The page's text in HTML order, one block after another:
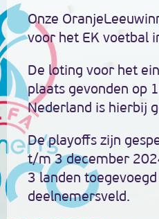
Onze
voor het EK voetbal
De loting voor het
plaats gevonden op
Nederland is hierbij
De playoffs zijn
t/m 3 december
3 landen
deelnemersveld.